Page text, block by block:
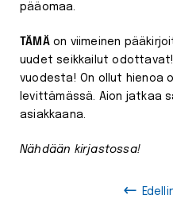
pääomaa.
TÄMÄon viimeinen
uudet seikkailut
vuodesta! On ollut hienoa
levittämässä. Aion jatkaa
asiakkaana.
Nähdään kirjastossa!